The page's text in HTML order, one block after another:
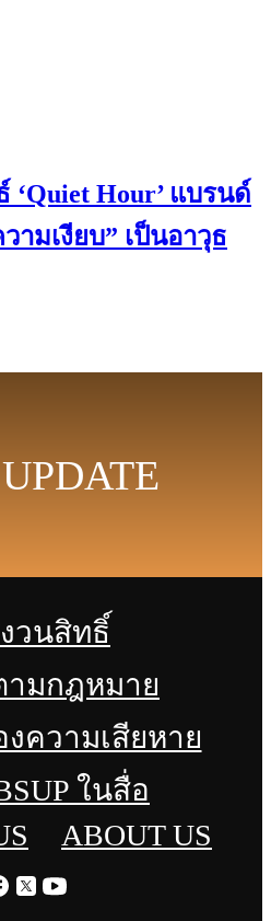
Hour’ แบรนด์
ามเงียบ” เป็นอาวุธ
วนสิทธิ์
มกฎหมาย
ความเสียหาย
ในสื่อ
ABOUT US